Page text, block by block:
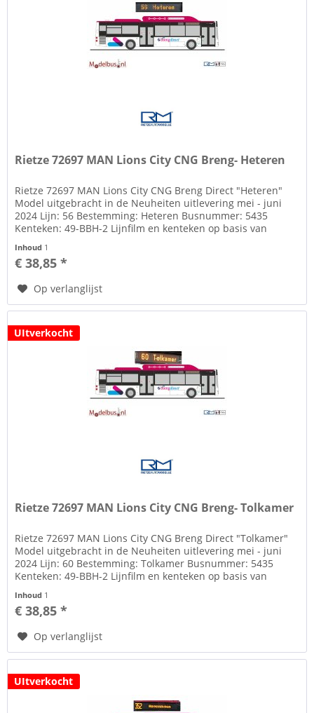
Rietze 72697 MAN Lions City CNG Breng- Heteren
Rietze 72697 MAN Lions City CNG Breng Direct "Heteren"
Model uitgebracht in de Neuheiten uitlevering mei - juni
2024 Lijn: 56 Bestemming: Heteren Busnummer: 5435
Kenteken: 49-BBH-2 Lijnfilm en kenteken op basis van
Inhoud 1
€ 38,85 *
Op verlanglijst
UItverkocht
Rietze 72697 MAN Lions City CNG Breng- Tolkamer
Rietze 72697 MAN Lions City CNG Breng Direct "Tolkamer"
Model uitgebracht in de Neuheiten uitlevering mei - juni
2024 Lijn: 60 Bestemming: Tolkamer Busnummer: 5435
Kenteken: 49-BBH-2 Lijnfilm en kenteken op basis van
Inhoud 1
€ 38,85 *
Op verlanglijst
UItverkocht